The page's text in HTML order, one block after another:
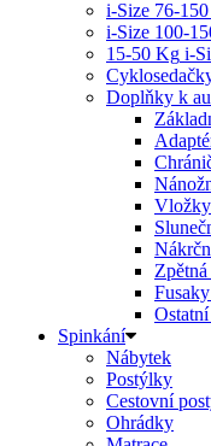
i-Size 76-
i-Size 100-
15-50 Kg i-
Doplňky k
Spinkání
Nábytek
Postýlky
Cestovní
Ohrádky